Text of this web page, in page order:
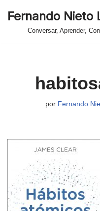
Fernando Nieto
Conversar, Aprender,
por Fernando